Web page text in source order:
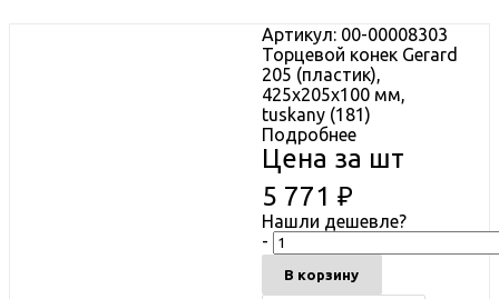
Артикул: 00-00008303
Торцевой конек Gerard
205 (пластик),
425х205х100 мм,
tuskany (181)
Подробнее
Цена за шт
5 771 ₽
Нашли дешевле?
-
В корзину